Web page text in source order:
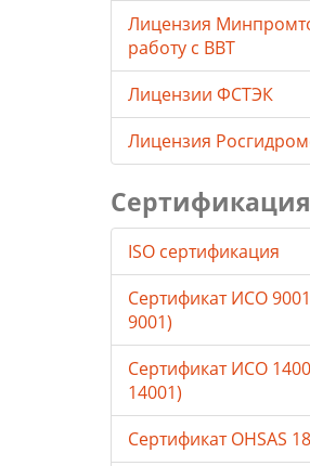
Лицензия
работу с ВВТ
Лицензии ФСТЭК
Лицензия
Сертификация
ISO сертификация
Сертификат ИСО
9001)
Сертификат ИСО
14001)
Сертификат OHSAS